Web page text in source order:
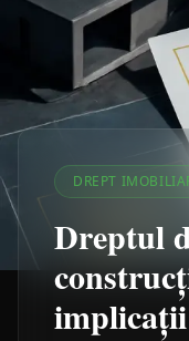
DREPT
Dreptul